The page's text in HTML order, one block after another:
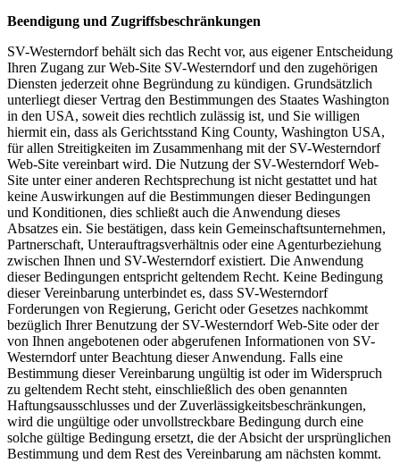
Beendigung und Zugriffsbeschränkungen
SV-Westerndorf behält sich das Recht vor, aus eigener Entscheidung
Ihren Zugang zur Web-Site SV-Westerndorf und den zugehörigen
Diensten jederzeit ohne Begründung zu kündigen. Grundsätzlich
unterliegt dieser Vertrag den Bestimmungen des Staates Washington
in den USA, soweit dies rechtlich zulässig ist, und Sie willigen
hiermit ein, dass als Gerichtsstand King County, Washington USA,
für allen Streitigkeiten im Zusammenhang mit der SV-Westerndorf
Web-Site vereinbart wird. Die Nutzung der SV-Westerndorf Web-
Site unter einer anderen Rechtsprechung ist nicht gestattet und hat
keine Auswirkungen auf die Bestimmungen dieser Bedingungen
und Konditionen, dies schließt auch die Anwendung dieses
Absatzes ein. Sie bestätigen, dass kein Gemeinschaftsunternehmen,
Partnerschaft, Unterauftragsverhältnis oder eine Agenturbeziehung
zwischen Ihnen und SV-Westerndorf existiert. Die Anwendung
dieser Bedingungen entspricht geltendem Recht. Keine Bedingung
dieser Vereinbarung unterbindet es, dass SV-Westerndorf
Forderungen von Regierung, Gericht oder Gesetzes nachkommt
bezüglich Ihrer Benutzung der SV-Westerndorf Web-Site oder der
von Ihnen angebotenen oder abgerufenen Informationen von SV-
Westerndorf unter Beachtung dieser Anwendung. Falls eine
Bestimmung dieser Vereinbarung ungültig ist oder im Widerspruch
zu geltendem Recht steht, einschließlich des oben genannten
Haftungsausschlusses und der Zuverlässigkeitsbeschränkungen,
wird die ungültige oder unvollstreckbare Bedingung durch eine
solche gültige Bedingung ersetzt, die der Absicht der ursprünglichen
Bestimmung und dem Rest des Vereinbarung am nächsten kommt.